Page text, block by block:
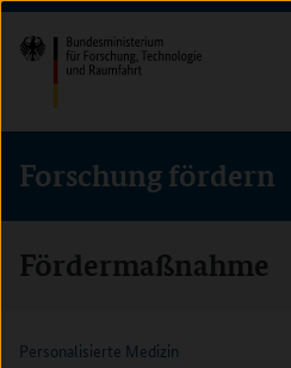
Direkt
zum
Inhalt
(Eingabetaste)
Direkt
zum
Hauptmenu
(Eingabetaste)
Direkt
zur
Suche
(Eingabetaste)
Forschung fördern
Fördermaßnahme
Personalisierte Medizin